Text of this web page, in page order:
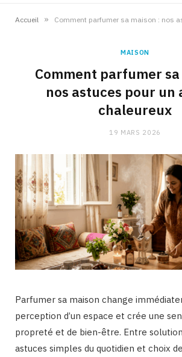
Accueil »
MAISON
Comment parfumer sa
nos astuces pour un
chaleureux
19 MARS 2026
Parfumer sa maison change
perception d’un espace et crée une
propreté et de bien-être. Entre
astuces simples du quotidien et choix